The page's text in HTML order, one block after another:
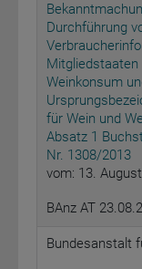
Durchführung
Weinkonsum
für Wein und
Absatz 1
Nr. 1308/2013
vom: 13.
BAnz AT
Bundesanstalt